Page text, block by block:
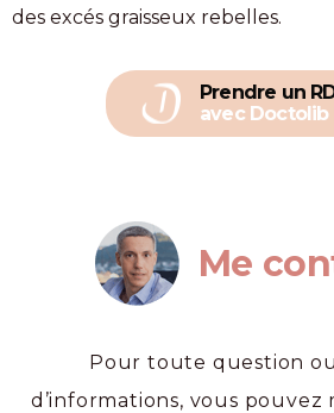
des excés graisseux rebelles.
Prendre un
avec Doctolib
Me
Pour toute question
d’informations, vous pouvez